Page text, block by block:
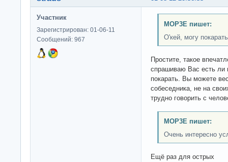
Участник
Зарегистрирован: 01-06-11
Сообщений: 967
MOP3E пишет:
О'кей, могу
Простите, такое
спрашиваю Вас есть ли
покарать. Вы можете
собеседника, не на
трудно говорить с
MOP3E пишет:
Очень интересно
Ещё раз для острых